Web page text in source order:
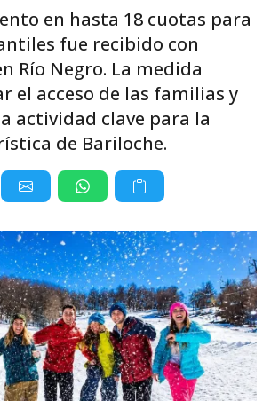
en hasta 18 cuotas para
fue recibido con
Río Negro. La medida
el acceso de las familias y
actividad clave para la
de Bariloche.